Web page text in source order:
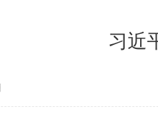
习近